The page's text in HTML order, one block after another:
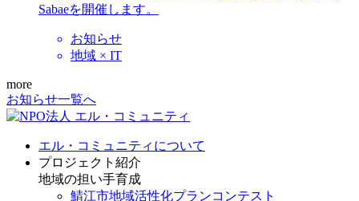
Sabaeを開催します。
お知らせ
地域 × IT
more
お知らせ一覧へ
エル・コミュニティについて
プロジェクト紹介
地域の担い手育成
鯖江市地域活性化プランコンテスト